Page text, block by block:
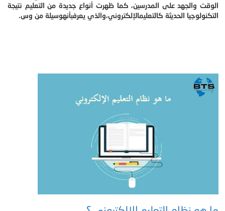
الوقت والجهد على المدرسين، كما ظهرت أنواع جديدة من التعليم نتيجة
التكنولوجيا الحديثة كالتعليمالإلكتروني،والذي يعرفبأنهوسيلة من وس.